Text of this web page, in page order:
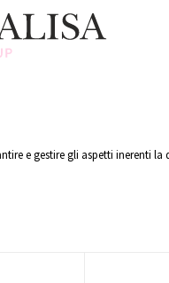
e gestire gli aspetti inerenti la